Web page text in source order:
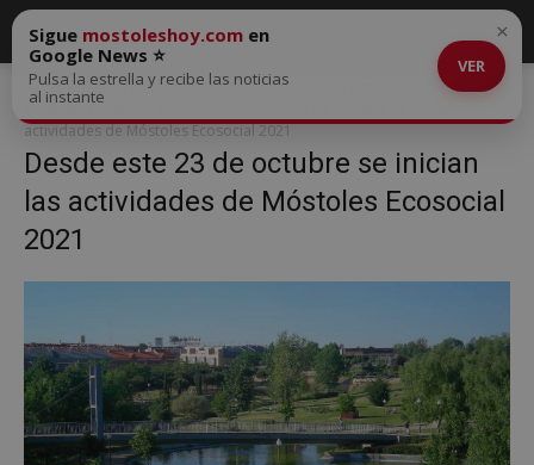
Inicio
Desde este 23 de octubre se inician las actividades de
Móstoles Ecosocial 2021
actividades de Móstoles Ecosocial 2021
Desde este 23 de octubre se inician
las actividades de Móstoles Ecosocial
2021
Sigue mostoleshoy.com en
Google News ⭐
Pulsa la estrella y recibe las noticias
al instante
VER
×